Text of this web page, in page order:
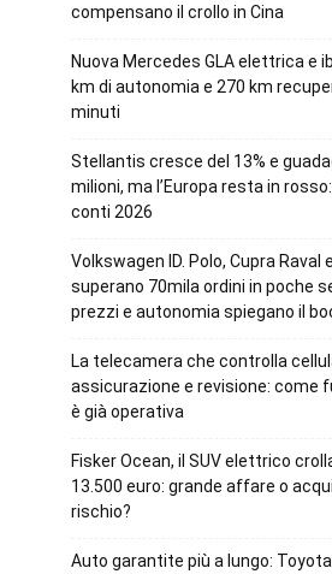
compensano il crollo in Cina
Nuova Mercedes GLA elettrica e
km di autonomia e 270 km
minuti
Stellantis cresce del 13% e
milioni, ma l’Europa resta in
conti 2026
Volkswagen ID. Polo, Cupra Raval
superano 70mila ordini in poche
prezzi e autonomia spiegano il
La telecamera che controlla
assicurazione e revisione: come
è già operativa
Fisker Ocean, il SUV elettrico
13.500 euro: grande affare o
rischio?
Auto garantite più a lungo: